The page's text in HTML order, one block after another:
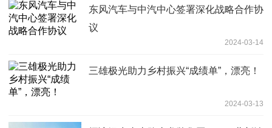
东风汽车与中汽中心签署深化战略合作协
议
2024-03-14
三雄极光助力乡村振兴“成绩单”，漂亮！
2024-03-13